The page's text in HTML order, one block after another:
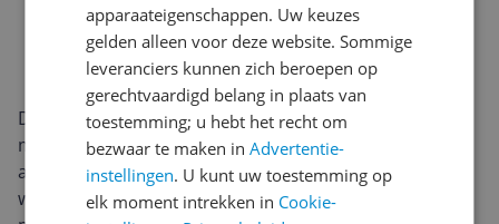
De Nivona NICR 675 in Titanium/Chrome oogt strak en
modern, met subtiele chroomaccenten die op elk
aanrecht tot hun recht komen. Het royale
waterreservoir van 2,2 liter vermindert bijvullen en
apparaateigenschappen. Uw keuzes
gelden alleen voor deze website. Sommige
leveranciers kunnen zich beroepen op
gerechtvaardigd belang in plaats van
toestemming; u hebt het recht om
bezwaar te maken inAdvertentie-
instellingen. U kunt uw toestemming op
elk moment intrekken in Cookie-